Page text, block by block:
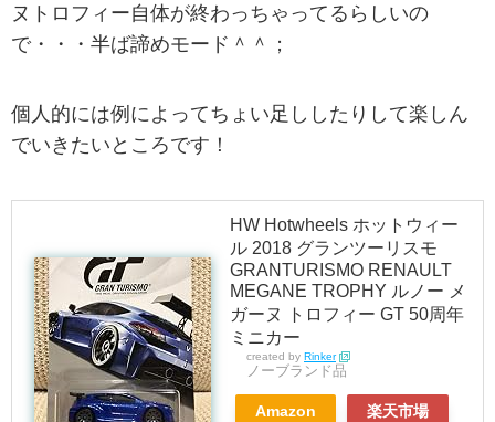
ヌトロフィー自体が終わっちゃってるらしいの
で・・・半ば諦めモード＾＾；
個人的には例によってちょい足ししたりして楽しん
でいきたいところです！
HW Hotwheels ホットウィー
ル 2018 グランツーリスモ
GRANTURISMO RENAULT
MEGANE TROPHY ルノー メ
ガーヌ トロフィー GT 50周年
ミニカー
created by Rinker
ノーブランド品
Amazon 楽天市場